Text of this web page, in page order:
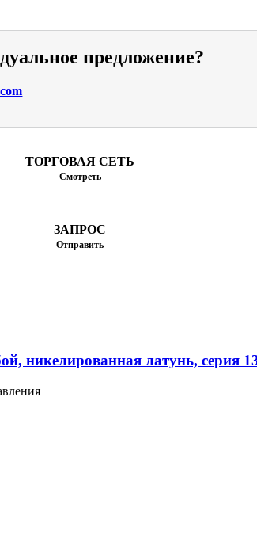
предложение?
ТОРГОВАЯ СЕТЬ
Смотреть
ЗАПРОС
Отправить
никелированная латунь, серия